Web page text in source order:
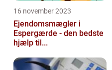
16 november 2023
Ejendomsmægler i
Espergærde - den bedste
hjælp til...